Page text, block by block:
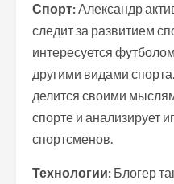
Спорт:Александр
следит за развитием
интересуется
другими видами
делится своими
спорте и анализирует
спортсменов.
Технологии: Блогер